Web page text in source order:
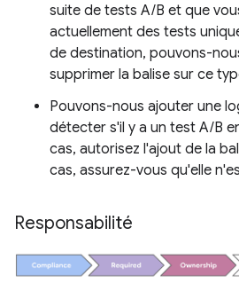
suite de tests A/B et que
actuellement des tests
de destination, pouvons-
supprimer la balise sur ce
Pouvons-nous ajouter une
détecter s'il y a un test A/B
cas, autorisez l'ajout de la
cas, assurez-vous qu'elle
Responsabilité